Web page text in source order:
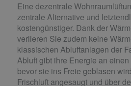
Eine dezentrale
zentrale Alternative und
kostengünstiger. Dank der
verlieren Sie zudem keine
klassischen Abluftanlagen der
Abluft gibt ihre Energie an
bevor sie ins Freie geblasen
Frischluft angesaugt und über